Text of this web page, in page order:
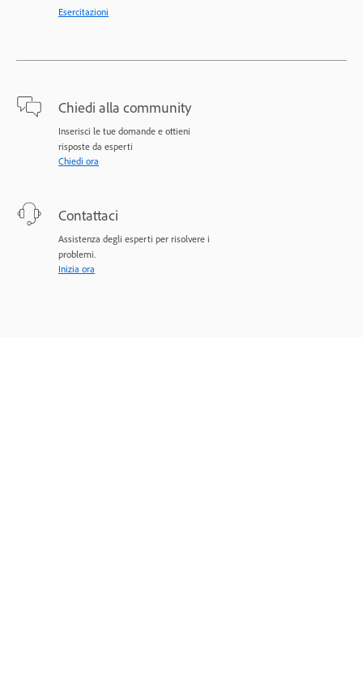
Esercitazioni
Chiedi alla community
Inserisci le tue domande e ottieni
risposte da esperti
Chiedi ora
Contattaci
Assistenza degli esperti per risolvere i
problemi.
Inizia ora